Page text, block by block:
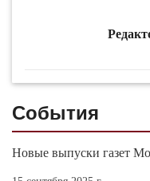
События
Новые выпуски газет